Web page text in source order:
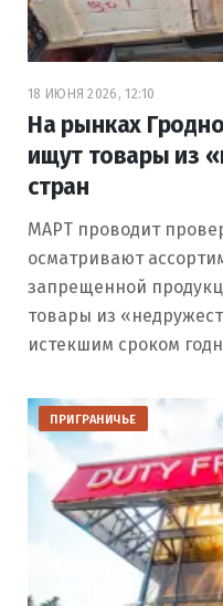
18 ИЮНЯ 2026, 12:10
На рынках
ищут товары из
стран
МАРТ проводит
осматривают
запрещенной
товары из
истекшим сроком
ПРИГРАНИЧЬЕ